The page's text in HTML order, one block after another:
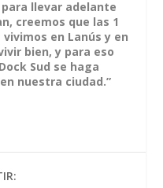
llevar adelante
creemos que las 1
en Lanús y en
bien, y para eso
Sud se haga
nuestra ciudad.”